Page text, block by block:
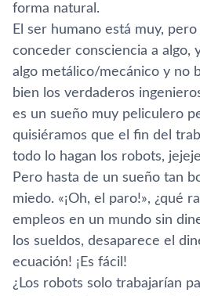
forma natural.
El ser humano está muy,
conceder consciencia a algo,
algo metálico/mecánico y no
bien los verdaderos
es un sueño muy peliculero
quisiéramos que el fin del
todo lo hagan los robots,
Pero hasta de un sueño tan
miedo. «¡Oh, el paro!», ¿qué
empleos en un mundo sin
los sueldos, desaparece el
ecuación! ¡Es fácil!
¿Los robots solo trabajarí­an